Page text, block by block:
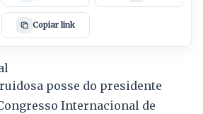
Copiar link
posse do presidente
Internacional de